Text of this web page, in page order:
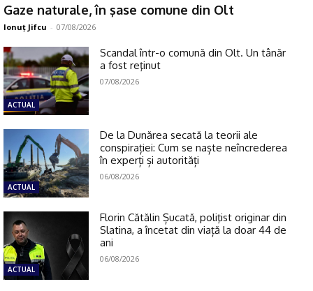
Gaze naturale, în şase comune din Olt
Ionuţ Jifcu - 07/08/2026
ACTUAL
Scandal într-o comună din Olt. Un tânăr
a fost reţinut
07/08/2026
ACTUAL
De la Dunărea secată la teorii ale
conspirației: Cum se naște neîncrederea
în experți și autorități
06/08/2026
ACTUAL
Florin Cătălin Șucată, poliţist originar din
Slatina, a încetat din viață la doar 44 de
ani
06/08/2026